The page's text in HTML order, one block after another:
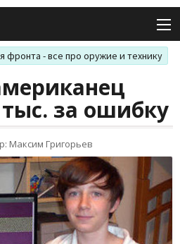
фронта - все про оружие и технику
за ошибку
Максим Григорьев